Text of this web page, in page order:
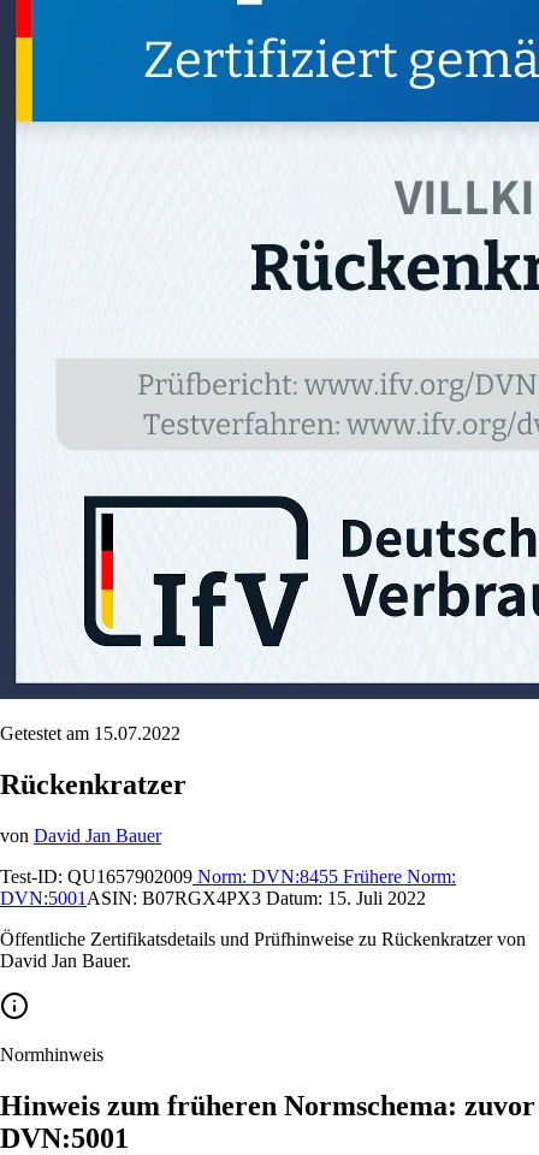
Getestet am 15.07.2022
Rückenkratzer
von David Jan Bauer
Test-ID: QU1657902009 Norm: DVN:8455 Frühere Norm:
DVN:5001 ASIN: B07RGX4PX3 Datum: 15. Juli 2022
Öffentliche Zertifikatsdetails und Prüfhinweise zu Rückenkratzer von
David Jan Bauer.
Normhinweis
Hinweis zum früheren Normschema: zuvor
DVN:5001